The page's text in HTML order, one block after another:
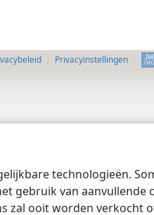
technologieën.
gebruik van aanvullende
zal ooit worden verkocht
Privacyinstellingen